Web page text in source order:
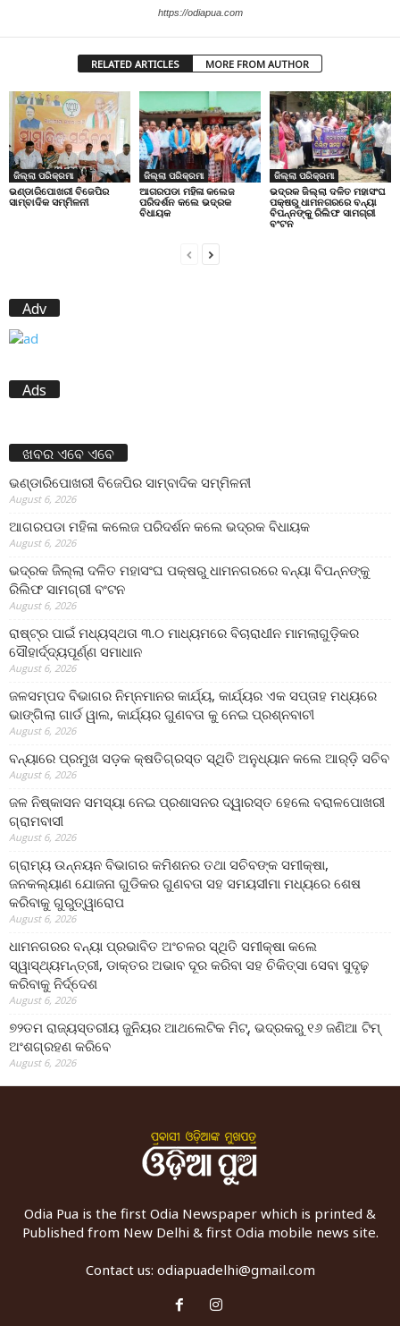
https://odiapua.com
RELATED ARTICLES MORE FROM AUTHOR
ଜିଲ୍ଲା ପରିକ୍ରମା
ଭଣ୍ଡାରିପୋଖରୀ ବିଜେପିର
ସାମ୍ବାଦିକ ସମ୍ମିଳନୀ
ଜିଲ୍ଲା ପରିକ୍ରମା
ଆଗରପଡା ମହିଳା କଲେଜ
ପରିଦର୍ଶନ କଲେ ଭଦ୍ରକ
ବିଧାୟକ
ଜିଲ୍ଲା ପରିକ୍ରମା
ଭଦ୍ରକ ଜିଲ୍ଲା ଦଳିତ ମହାସଂଘ
ପକ୍ଷରୁ ଧାମନଗରରେ ବନ୍ୟା
ବିପନ୍ନଙ୍କୁ ରିଲିଫ ସାମଗ୍ରୀ
ବଂଟନ
Adv
Ads
ଖବର ଏବେ ଏବେ
ଭଣ୍ଡାରିପୋଖରୀ ବିଜେପିର ସାମ୍ବାଦିକ ସମ୍ମିଳନୀ
August 6, 2026
ଆଗରପଡା ମହିଳା କଲେଜ ପରିଦର୍ଶନ କଲେ ଭଦ୍ରକ ବିଧାୟକ
August 6, 2026
ଭଦ୍ରକ ଜିଲ୍ଲା ଦଳିତ ମହାସଂଘ ପକ୍ଷରୁ ଧାମନଗରରେ ବନ୍ୟା ବିପନ୍ନଙ୍କୁ
ରିଲିଫ ସାମଗ୍ରୀ ବଂଟନ
August 6, 2026
ରାଷ୍ଟ୍ର ପାଇଁ ମଧ୍ୟସ୍ଥତା ୩.୦ ମାଧ୍ୟମରେ ବିଚାରାଧୀନ ମାମଲାଗୁଡ଼ିକର
ସୌହାର୍ଦ୍ଦ୍ୟପୂର୍ଣ୍ଣ ସମାଧାନ
August 6, 2026
ଜଳସମ୍ପଦ ବିଭାଗର ନିମ୍ନମାନର କାର୍ଯ୍ୟ, କାର୍ଯ୍ୟର ଏକ ସପ୍ତାହ ମଧ୍ୟରେ
ଭାଙ୍ଗିଲା ଗାର୍ଡ ୱାଲ, କାର୍ଯ୍ୟର ଗୁଣବତା କୁ ନେଇ ପ୍ରଶ୍ନବାଚୀ
August 6, 2026
ବନ୍ୟାରେ ପ୍ରମୁଖ ସଡ଼କ କ୍ଷତିଗ୍ରସ୍ତ ସ୍ଥିତି ଅନୁଧ୍ୟାନ କଲେ ଆର୍‌ଡ଼ି ସଚିବ
August 6, 2026
ଜଳ ନିଷ୍କାସନ ସମସ୍ୟା ନେଇ ପ୍ରଶାସନର ଦ୍ୱାରସ୍ତ ହେଲେ ବରାଳପୋଖରୀ
ଗ୍ରାମବାସୀ
August 6, 2026
ଗ୍ରାମ୍ୟ ଉନ୍ନୟନ ବିଭାଗର କମିଶନର ତଥା ସଚିବଙ୍କ ସମୀକ୍ଷା,
ଜନକଲ୍ୟାଣ ଯୋଜନା ଗୁଡିକର ଗୁଣବତା ସହ ସମୟସୀମା ମଧ୍ୟରେ ଶେଷ
କରିବାକୁ ଗୁରୁତ୍ୱାରୋପ
August 6, 2026
ଧାମନଗରର ବନ୍ୟା ପ୍ରଭାବିତ ଅଂଚଳର ସ୍ଥିତି ସମୀକ୍ଷା କଲେ
ସ୍ୱାସ୍ଥ୍ୟମନ୍ତ୍ରୀ, ଡାକ୍ତର ଅଭାବ ଦୂର କରିବା ସହ ଚିକିତ୍ସା ସେବା ସୁଦୃଢ଼
କରିବାକୁ ନିର୍ଦ୍ଦେଶ
August 6, 2026
୭୨ତମ ରାଜ୍ୟସ୍ତରୀୟ ଜୁନିୟର ଆଥଲେଟିକ ମିଟ୍‌, ଭଦ୍ରକରୁ ୧୬ ଜଣିଆ ଟିମ୍
ଅଂଶଗ୍ରହଣ କରିବେ
August 6, 2026
Odia Pua is the first Odia Newspaper which is printed &
Published from New Delhi & first Odia mobile news site.
Contact us: odiapuadelhi@gmail.com